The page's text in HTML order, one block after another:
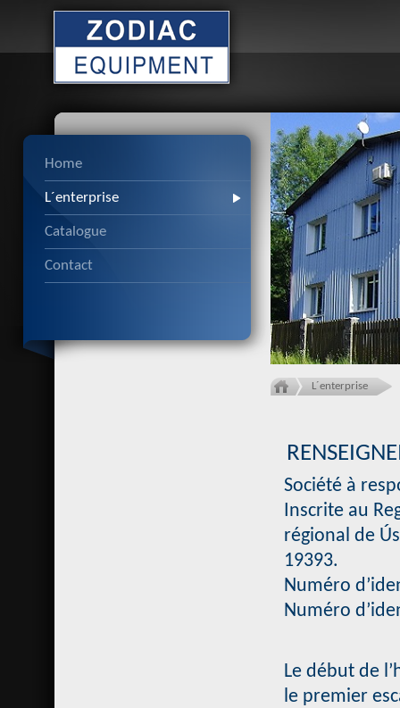
Home
L´enterprise
Catalogue
Contact
L´enterprise
Société à
Inscrite au
régional de
19393.
Numéro
Numéro
Le début de
le premier